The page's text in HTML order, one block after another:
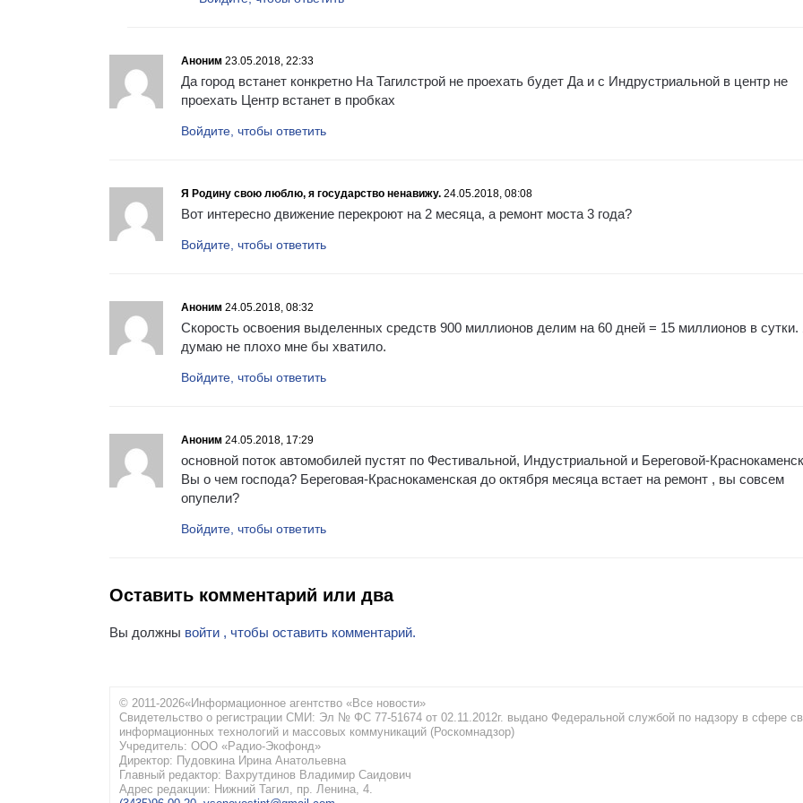
Аноним 23.05.2018, 22:33
Да город встанет конкретно На Тагилстрой не проехать будет Да и с Индрустриальной в центр не
проехать Центр встанет в пробках
Войдите, чтобы ответить
Я Родину свою люблю, я государство ненавижу. 24.05.2018, 08:08
Вот интересно движение перекроют на 2 месяца, а ремонт моста 3 года?
Войдите, чтобы ответить
Аноним 24.05.2018, 08:32
Скорость освоения выделенных средств 900 миллионов делим на 60 дней = 15 миллионов в
думаю не плохо мне бы хватило.
Войдите, чтобы ответить
Аноним 24.05.2018, 17:29
основной поток автомобилей пустят по Фестивальной, Индустриальной и Береговой-
Вы о чем господа? Береговая-Краснокаменская до октября месяца встает на ремонт , вы совсем
опупели?
Войдите, чтобы ответить
Оставить комментарий или два
Вы должны войти , чтобы оставить комментарий.
© 2011-2026«Информационное агентство «Все новости»
Свидетельство о регистрации СМИ: Эл № ФС 77-51674 от 02.11.2012г. выдано Федеральной службой по надзору в сфере
информационных технологий и массовых коммуникаций (Роскомнадзор)
Учредитель: ООО «Радио-Экофонд»
Директор: Пудовкина Ирина Анатольевна
Главный редактор: Вахрутдинов Владимир Саидович
Адрес редакции: Нижний Тагил, пр. Ленина, 4.